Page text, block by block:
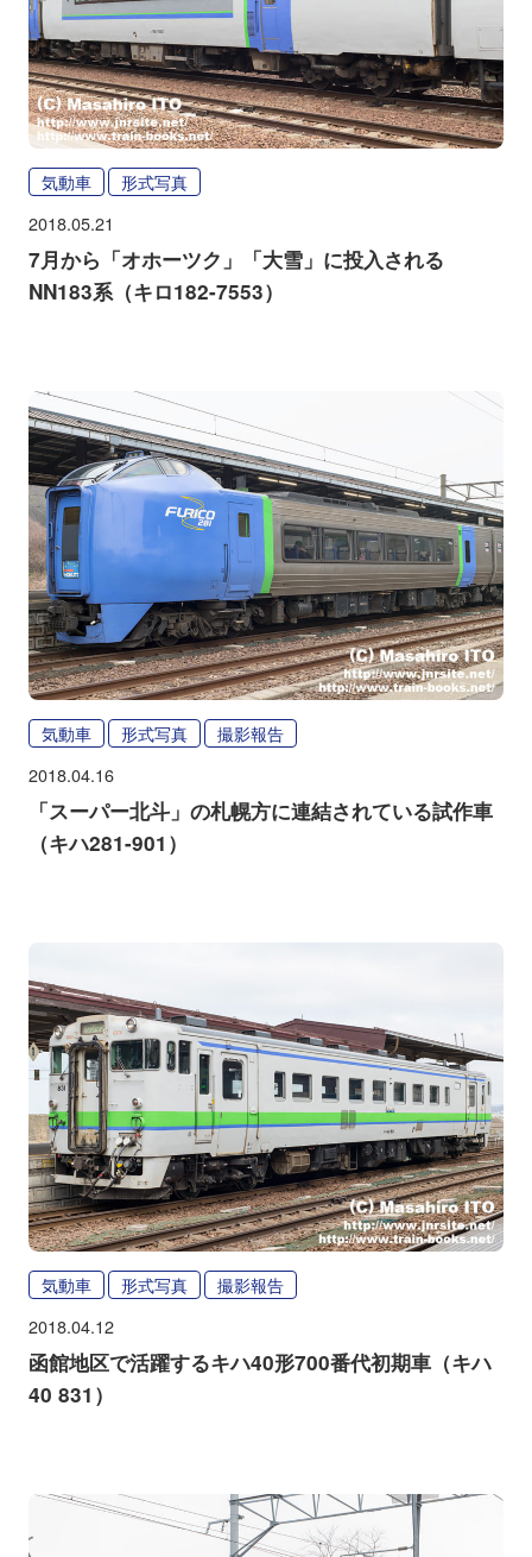
気動車 形式写真
2018.05.21
7月から「オホーツク」「大雪」に投入される
NN183系（キロ182-7553）
気動車 形式写真 撮影報告
2018.04.16
「スーパー北斗」の札幌方に連結されている試作車
（キハ281-901）
気動車 形式写真 撮影報告
2018.04.12
函館地区で活躍するキハ40形700番代初期車（キハ
40 831）